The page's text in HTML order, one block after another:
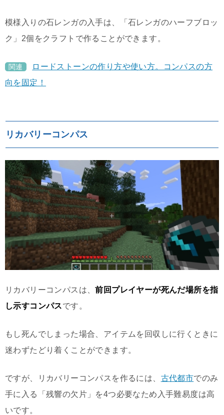
模様入りの石レンガの入手は、「石レンガのハーフブロッ
ク」2個をクラフトで作ることができます。
関連
ロードストーンの作り方や使い方。コンパスの方
向を固定！
リカバリーコンパス
リカバリーコンパスは、前回プレイヤーが死んだ場所を指
し示すコンパスです。
もし死んでしまった場合、アイテムを回収しに行くときに
迷わずたどり着くことができます。
ですが、リカバリーコンパスを作るには、 古代都市でのみ
手に入る「残響の欠片」を4つ必要なため入手難易度は高
いです。